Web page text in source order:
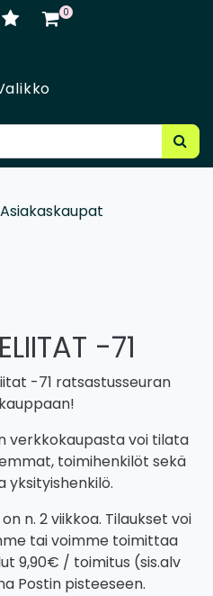
0
Asiakaskaupat
-71
-71 ratsastusseuran
verkkokaupasta voi tilata
toimihenkilöt sekä
yksityishenkilö.
n. 2 viikkoa. Tilaukset voi
tai voimme toimittaa
9,90€ / toimitus (sis.alv
Postin pisteeseen.